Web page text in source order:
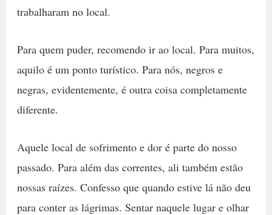
trabalharam no local.
Para quem puder, recomendo ir ao local. Para muitos,
aquilo é um ponto turístico. Para nós, negros e
negras, evidentemente, é outra coisa completamente
diferente.
Aquele local de sofrimento e dor é parte do nosso
passado. Para além das correntes, ali também estão
nossas raízes. Confesso que quando estive lá não deu
para conter as lágrimas. Sentar naquele lugar e olhar